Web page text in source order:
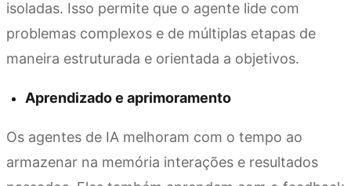
isoladas. Isso permite que o agente lide com
problemas complexos e de múltiplas etapas de
maneira estruturada e orientada a objetivos.
Aprendizado e aprimoramento
Os agentes de IA melhoram com o tempo ao
armazenar na memória interações e resultados